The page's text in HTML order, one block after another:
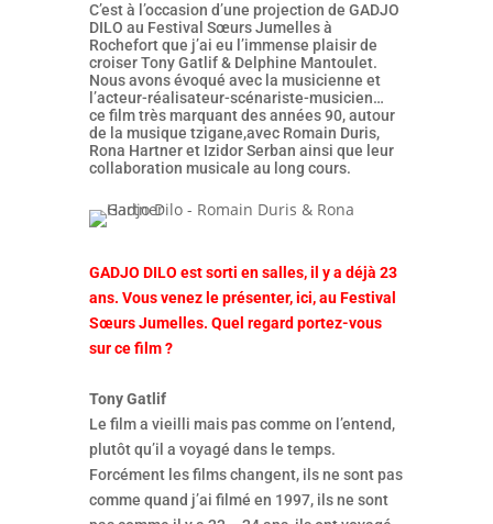
C’est à l’occasion d’une projection de GADJO
DILO au Festival Sœurs Jumelles à
Rochefort que j’ai eu l’immense plaisir de
croiser Tony Gatlif & Delphine Mantoulet.
Nous avons évoqué avec la musicienne et
l’acteur-réalisateur-scénariste-musicien…
ce film très marquant des années 90, autour
de la musique tzigane,avec Romain Duris,
Rona Hartner et Izidor Serban ainsi que leur
collaboration musicale au long cours.
GADJO DILO est sorti en salles, il y a déjà 23
ans. Vous venez le présenter, ici, au Festival
Sœurs Jumelles. Quel regard portez-vous
sur ce film ?
Tony Gatlif
Le film a vieilli mais pas comme on l’entend,
plutôt qu’il a voyagé dans le temps.
Forcément les films changent, ils ne sont pas
comme quand j’ai filmé en 1997, ils ne sont